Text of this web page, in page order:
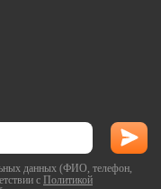
данных (ФИО, телефон,
с Политикой